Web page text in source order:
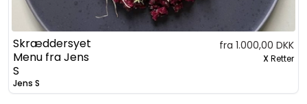
Skræddersyet
Menu fra Jens
S
Jens S
fra 1.000,00 DKK
X Retter